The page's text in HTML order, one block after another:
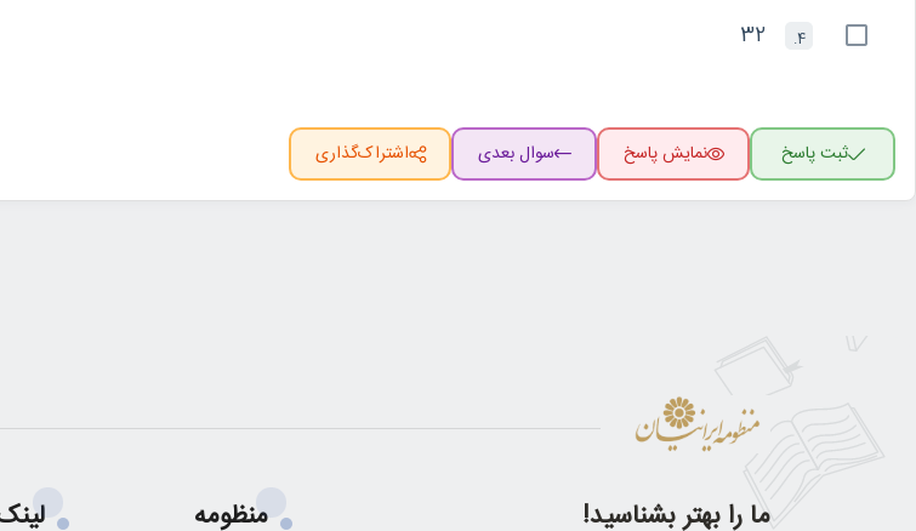
4.
32
ثبت پاسخ نمایش پاسخ سوال بعدی اشتراک‌گذاری
ما را بهتر بشناسید! منظومه